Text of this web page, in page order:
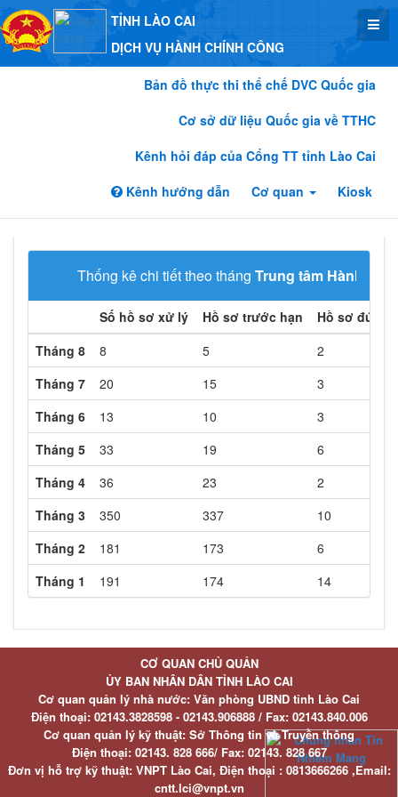
TỈNH LÀO CAI
DỊCH VỤ HÀNH CHÍNH CÔNG
Bản đồ thực thi thể chế DVC Quốc gia
Cơ sở dữ liệu Quốc gia về TTHC
Kênh hỏi đáp của Cổng TT tỉnh Lào Cai
Kênh hướng dẫn
Cơ quan Kiosk
Thống kê chi tiết theo tháng Trung tâm Hành
Số hồ sơ xử lý Hồ sơ trước hạn
Hồ sơ đúng
Tháng 8
8 5
2
Tháng 7
20 15
3
Tháng 6
13 10
3
Tháng 5
33 19
6
Tháng 4
36 23
2
Tháng 3
350 337
10
Tháng 2
181 173
6
Tháng 1
191 174 14
CƠ QUAN CHỦ QUẢN
ỦY BAN NHÂN DÂN TỈNH LÀO CAI
Cơ quan quản lý nhà nước: Văn phòng UBND tỉnh Lào Cai
Điện thoại:02143.3828598 - 02143.906888 / Fax:02143.840.006
Cơ quan quản lý kỹ thuật: Sở Thông tin và Truyền thông
Điện thoại:02143. 828 666/ Fax:02143. 828 667
Đơn vị hỗ trợ kỹ thuật: VNPT Lào Cai, Điện thoại : 0813666266 ,Email:
cntt.lci@vnpt.vn